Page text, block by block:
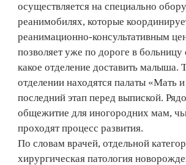
осуществляется на специально
реанимобилях, которые
реанимационно-консультативным
позволяет уже по дороге в больницу
какое отделение доставить малыша.
отделении находятся палаты «Мать
последний этап перед выпиской.
общежитие для иногородних мам,
проходят процесс развития.
По словам врачей, отдельной
хирургическая патология